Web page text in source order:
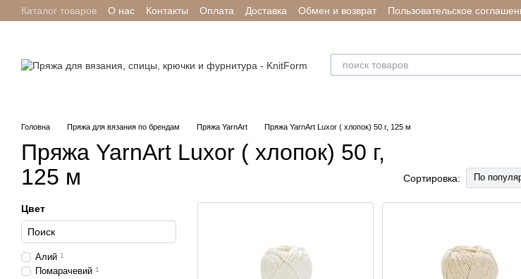
Перейти к основному контенту
Каталог товаров О нас Контакты Оплата Доставка Обмен и возврат Пользовательское
Отзывы о магазине
Головна Пряжа для вязания по брендам Пряжа YarnArt Пряжа YarnArt Luxor ( хлопок) 50 г, 125 м
Пряжа YarnArt Luxor ( хлопок) 50 г,
125 м
Сортировка: По
Цвет
Алий 1
Помарачевий 1